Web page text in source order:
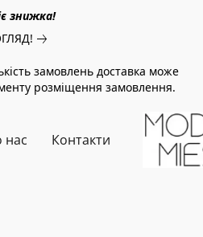
знижка!
замовлень доставка може
розміщення замовлення.
нас Контакти